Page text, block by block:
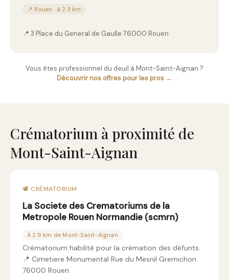
📍 Rouen · à 2.3 km
📍 3 Place du General de Gaulle 76000 Rouen
Vous êtes professionnel du deuil à Mont-Saint-Aignan ?
Découvrir nos offres pour les pros →
Crématorium à proximité de
Mont-Saint-Aignan
🕊️ CRÉMATORIUM
La Societe des Crematoriums de la
Metropole Rouen Normandie (scmrn)
À 2.9 km de Mont-Saint-Aignan
Crématorium habilité pour la crémation des défunts.
📍 Cimetiere Monumental Rue du Mesnil Gremichon
76000 Rouen